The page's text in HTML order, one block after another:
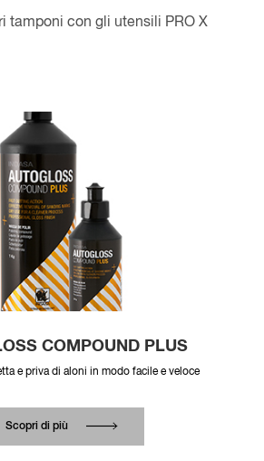
tamponi con gli utensili PRO X
COMPOUND PLUS
e priva di aloni in modo facile e veloce
Scopri di più